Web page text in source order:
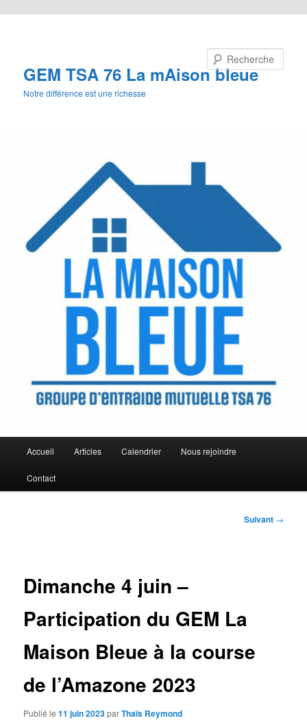
GEM TSA 76 La mAison bleue
Notre différence est une richesse
principal
Accueil Articles Calendrier Nous rejoindre
Contact
Suivant →
Dimanche 4 juin –
Participation du GEM La
Maison Bleue à la course
de l’Amazone 2023
Publié le11 juin 2023parThaïs Reymond